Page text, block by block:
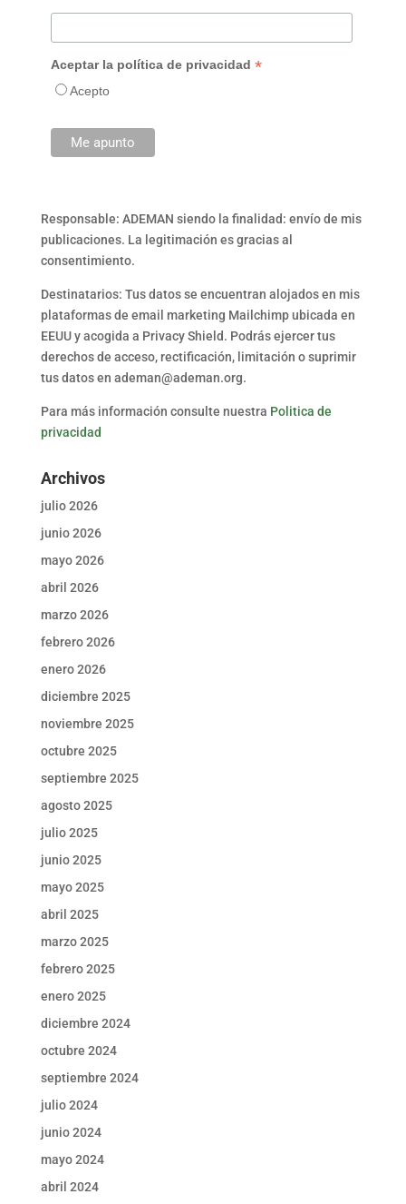
Aceptar la política de privacidad *
Acepto
Responsable: ADEMAN siendo la finalidad: envío de mis
publicaciones. La legitimación es gracias al
consentimiento.
Destinatarios: Tus datos se encuentran alojados en mis
plataformas de email marketing Mailchimp ubicada en
EEUU y acogida a Privacy Shield. Podrás ejercer tus
derechos de acceso, rectificación, limitación o suprimir
tus datos en ademan@ademan.org.
Para más información consulte nuestra Politica de
privacidad
Archivos
julio 2026
junio 2026
mayo 2026
abril 2026
marzo 2026
febrero 2026
enero 2026
diciembre 2025
noviembre 2025
octubre 2025
septiembre 2025
agosto 2025
julio 2025
junio 2025
mayo 2025
abril 2025
marzo 2025
febrero 2025
enero 2025
diciembre 2024
octubre 2024
septiembre 2024
julio 2024
junio 2024
mayo 2024
abril 2024